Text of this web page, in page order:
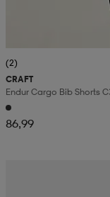
(2)
CRAFT
Endur Cargo Bib Shorts
86,99